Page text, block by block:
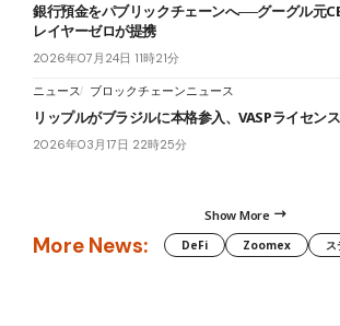
銀行預金をパブリックチェーンへ──グーグル元
レイヤーゼロが提携
2026年07月24日 11時21分
ニュース ブロックチェーンニュース
リップルがブラジルに本格参入、VASPライセン
2026年03月17日 22時25分
Show More
More News: DeFi Zoomex ス